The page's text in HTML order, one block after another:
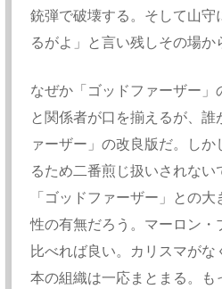
銃弾で破壊する。そして山守
るがよ」と言い残しその場か
なぜか「ゴッドファーザー
と関係者が口を揃えるが、
ァーザー」の改良版だ。し
るため二番煎じ扱いされない
「ゴッドファーザー」との
性の有無だろう。マーロン・
比べれば良い。カリスマがな
本の組織は一応まとまる。も